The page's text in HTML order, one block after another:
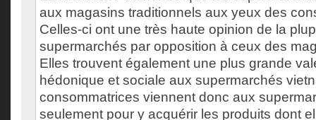
aux magasins traditionnels aux yeux des
Celles-ci ont une très haute opinion de la
supermarchés par opposition à ceux des
Elles trouvent également une plus grande
hédonique et sociale aux supermarchés
consommatrices viennent donc aux
seulement pour y acquérir les produits dont